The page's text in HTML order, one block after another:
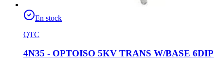
En stock
QTC
4N35 - OPTOISO 5KV TRANS W/BASE 6DIP